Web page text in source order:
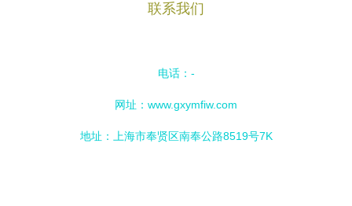
联系我们
电话：-
网址： www.gxymfiw.com
地址：上海市奉贤区南奉公路8519号7K